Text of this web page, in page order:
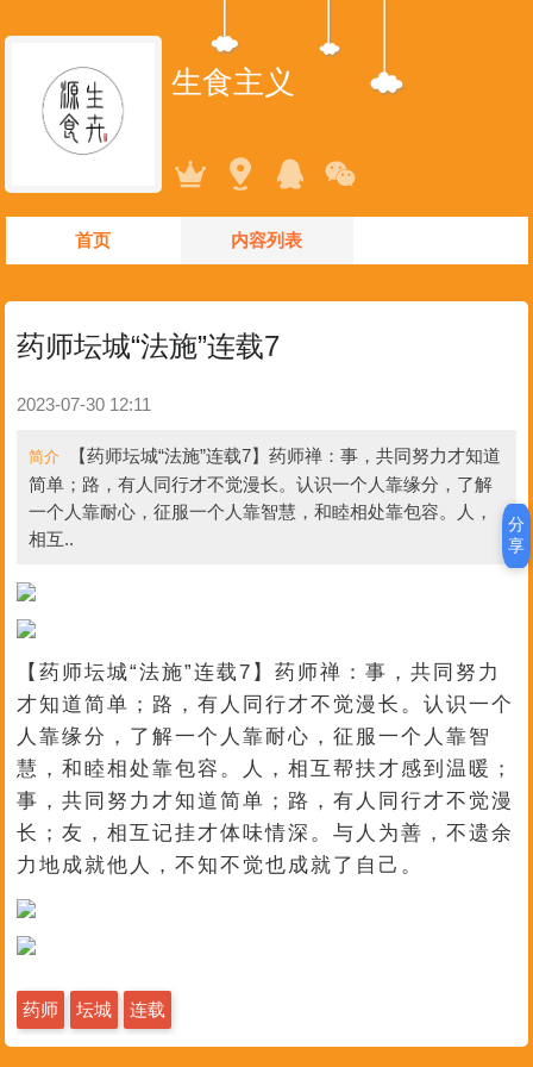
生食主义
首页 内容列表
药师坛城“法施”连载7
2023-07-30 12:11
简介
【药师坛城“法施”连载7】药师禅：事，共同努力才知道
简单；路，有人同行才不觉漫长。认识一个人靠缘分，了解
一个人靠耐心，征服一个人靠智慧，和睦相处靠包容。人，
相互..
【药师坛城“法施”连载7】药师禅：事，共同努力
才知道简单；路，有人同行才不觉漫长。认识一个
人靠缘分，了解一个人靠耐心，征服一个人靠智
慧，和睦相处靠包容。人，相互帮扶才感到温暖；
事，共同努力才知道简单；路，有人同行才不觉漫
长；友，相互记挂才体味情深。与人为善，不遗余
力地成就他人，不知不觉也成就了自己。
药师 坛城 连载
分
享